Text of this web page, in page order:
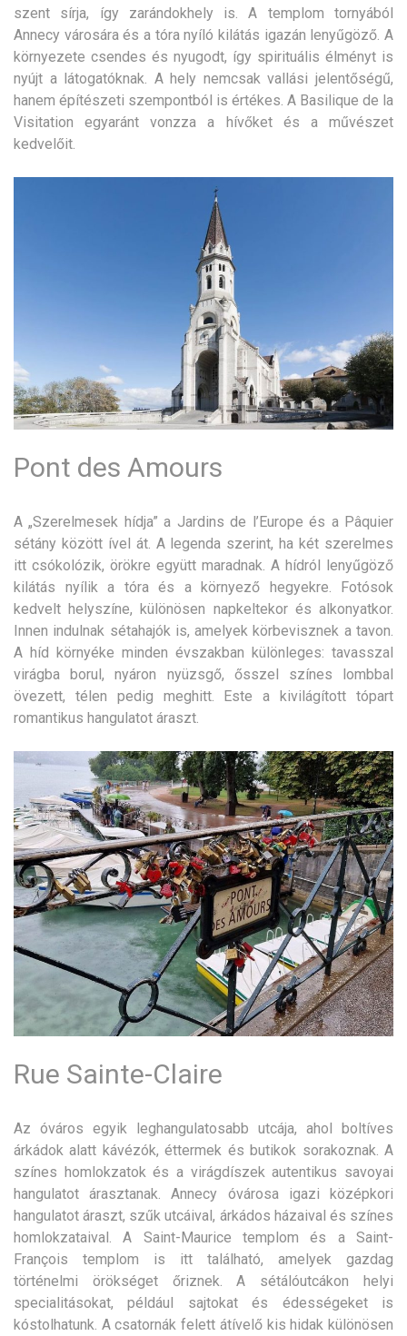
szent sírja, így zarándokhely is. A templom tornyából
Annecy városára és a tóra nyíló kilátás igazán lenyűgöző. A
környezete csendes és nyugodt, így spirituális élményt is
nyújt a látogatóknak. A hely nemcsak vallási jelentőségű,
hanem építészeti szempontból is értékes. A Basilique de la
Visitation egyaránt vonzza a hívőket és a művészet
kedvelőit.
Pont des Amours
A „Szerelmesek hídja” a Jardins de l’Europe és a Pâquier
sétány között ível át. A legenda szerint, ha két szerelmes
itt csókolózik, örökre együtt maradnak. A hídról lenyűgöző
kilátás nyílik a tóra és a környező hegyekre. Fotósok
kedvelt helyszíne, különösen napkeltekor és alkonyatkor.
Innen indulnak sétahajók is, amelyek körbevisznek a tavon.
A híd környéke minden évszakban különleges: tavasszal
virágba borul, nyáron nyüzsgő, ősszel színes lombbal
övezett, télen pedig meghitt. Este a kivilágított tópart
romantikus hangulatot áraszt.
Rue Sainte-Claire
Az óváros egyik leghangulatosabb utcája, ahol boltíves
árkádok alatt kávézók, éttermek és butikok sorakoznak. A
színes homlokzatok és a virágdíszek autentikus savoyai
hangulatot árasztanak. Annecy óvárosa igazi középkori
hangulatot áraszt, szűk utcáival, árkádos házaival és színes
homlokzataival. A Saint-Maurice templom és a Saint-
François templom is itt található, amelyek gazdag
történelmi örökséget őriznek. A sétálóutcákon helyi
specialitásokat, például sajtokat és édességeket is
kóstolhatunk. A csatornák felett átívelő kis hidak különösen